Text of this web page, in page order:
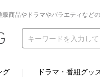
商品やドラマやバラエティなど
グ ドラマ・番組グッ